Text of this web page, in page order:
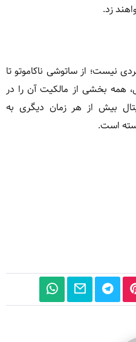
زد.
نیست؛ از ساتوشی ناکاموتو تا
همه بخشی از مالکیت آن را در
بیش از هر زمان دیگری به
است.